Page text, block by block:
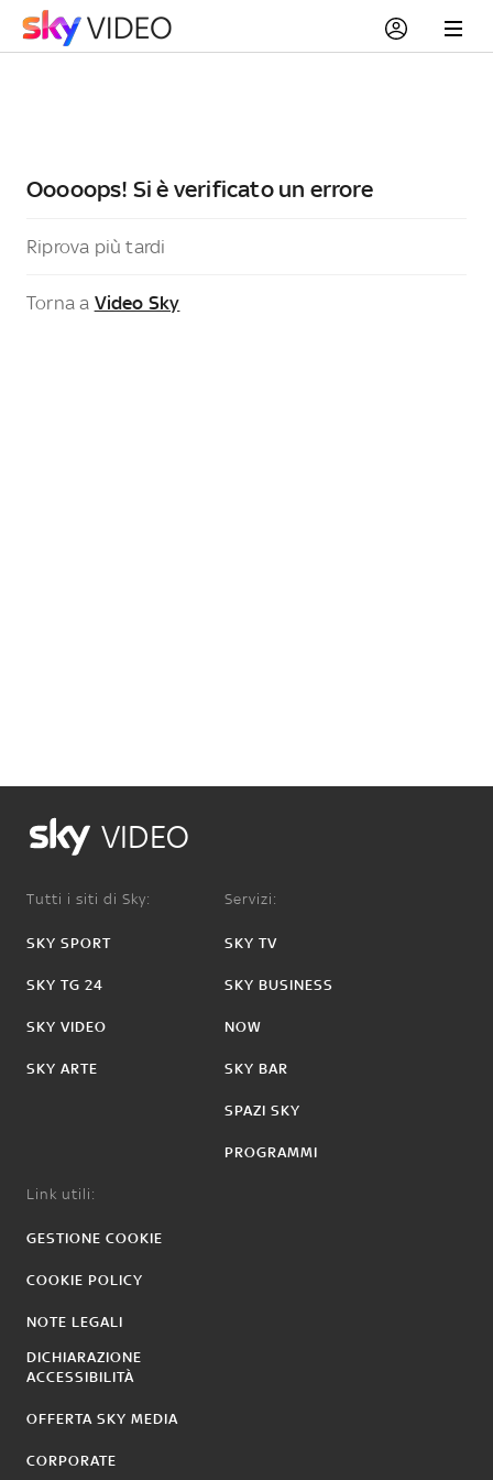
Ooooops! Si è verificato un errore
Riprova più tardi
Torna a Video Sky
VIDEO
Tutti i siti di Sky:
SKY SPORT
SKY TG 24
SKY VIDEO
SKY ARTE
Servizi:
SKY TV
SKY BUSINESS
NOW
SKY BAR
SPAZI SKY
PROGRAMMI
Link utili:
GESTIONE COOKIE
COOKIE POLICY
NOTE LEGALI
DICHIARAZIONE
ACCESSIBILITÀ
OFFERTA SKY MEDIA
CORPORATE